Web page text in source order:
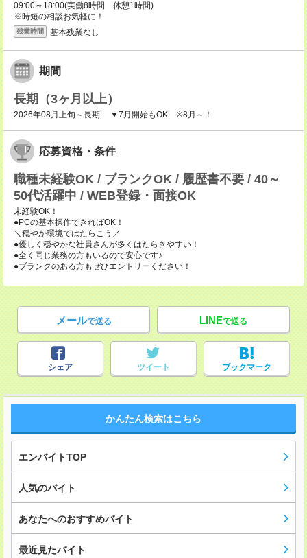
09:00～18:00(実働8時間 休憩1時間)
※時短の相談お気軽に！
残業時間 基本残業なし
期間
長期（3ヶ月以上）
2026年08月上旬～長期 ▼7月開始もOK ※8月～！
応募資格・条件
職種未経験OK / ブランクOK / 履歴書不要 / 40～
50代活躍中 / WEB登録・面接OK
未経験OK！
●PCの基本操作できればOK！
＼穏やか環境ではたらこう／
●優しく穏やかな社員さんが多くはたらきやすい！
●全く同じ業務の方もいるので安心です♪
●ブランクのある方もぜひエントリーください！
メールで送る LINEで送る
シェア ツイート ブックマーク
かんたん検索はこちら
エンバイトTOP
人気のバイト
あなたへのおすすめバイト
最近見たバイト